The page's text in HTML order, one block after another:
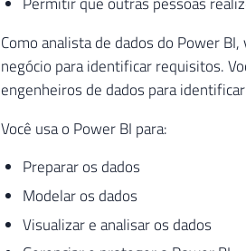
Como analista de dados do Power
negócio para identificar requisitos.
engenheiros de dados para
Você usa o Power BI para:
Preparar os dados
Modelar os dados
Visualizar e analisar os dados